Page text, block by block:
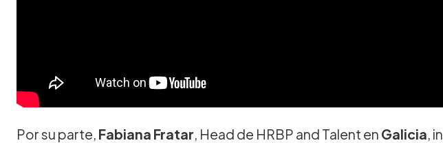
Por su parte, Fabiana Fratar, Head de HRBP and Talent en Galicia,